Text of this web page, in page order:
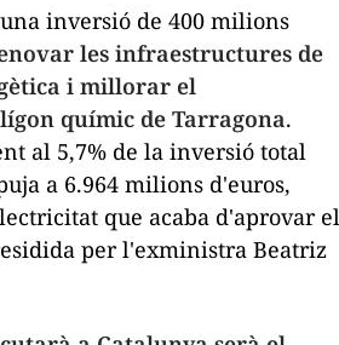
inversió de 400 milions
les infraestructures de
i millorar el
químic de Tarragona.
al 5,7% de la inversió total
a 6.964 milions d'euros,
que acaba d'aprovar el
per l'exministra Beatriz